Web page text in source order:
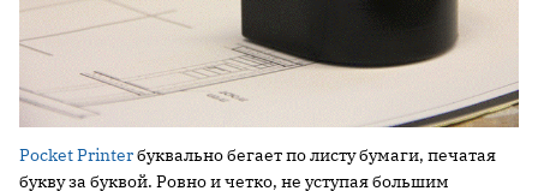
Pocket Printerбуквально бегает по листу бумаги, печатая
букву за буквой. Ровно и четко, не уступая большим